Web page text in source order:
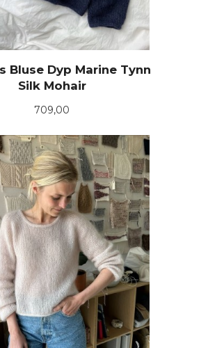
Bluse Dyp Marine Tynn
Silk Mohair
Pris
709,00